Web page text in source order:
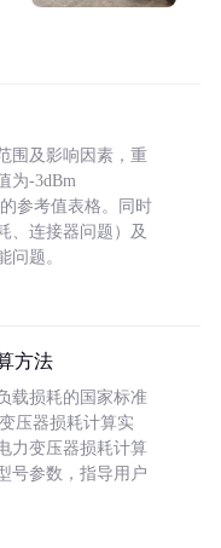
围及影响因素，重
为-3dBm
参考值表格。同时
、连接器问题）及
问题。
方法
载损耗的国家标准
压器损耗计算实
力变压器损耗计算
号参数，指导用户